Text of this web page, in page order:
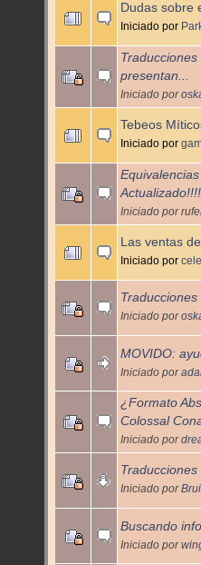
Dudas sobre
Iniciado por
presentan...
Iniciado por
Tebeos
Iniciado por
Iniciado por
Las ventas
Iniciado por
Iniciado por
MOVIDO:
Iniciado por
¿Formato
Colossal
Iniciado por
Iniciado por
Buscando
Iniciado por